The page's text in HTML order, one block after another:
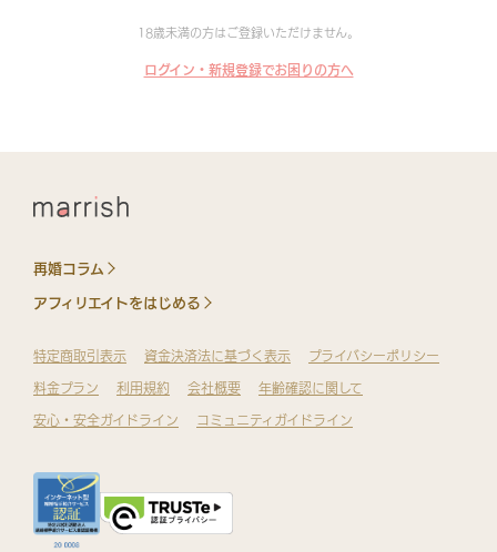
18歳未満の方はご登録いただけません。
ログイン・新規登録でお困りの方へ
再婚コラム
アフィリエイトをはじめる
特定商取引表示 資金決済法に基づく表示 プライバシーポリシー
料金プラン 利用規約 会社概要 年齢確認に関して
安心・安全ガイドライン コミュニティガイドライン